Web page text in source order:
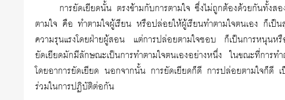
การยัดเยียดนั้น ตรงข้ามกับการตามใจ ซึ่งไม่ถูกต้องด้วยกันทั้งส
ตามใจ คือ ทำตามใจผู้เรียน หรือปล่อยให้ผู้เรียนทำตามใจตนเอง ก็เป็น
ความรุนแรงโดยฝ่ายผู้สอน แต่การปล่อยตามใจชอบ ก็เป็นการหนุนหรื
ยัดเยียดมักมีลักษณะเป็นการทำตามใจตนเองอย่างหนึ่ง ในขณะที่การ
โดยอาการยัดเยียด นอกจากนั้น การยัดเยียดก็ดี การปล่อยตามใจก็ดี
ร่วมในการปฏิบัติต่อกัน